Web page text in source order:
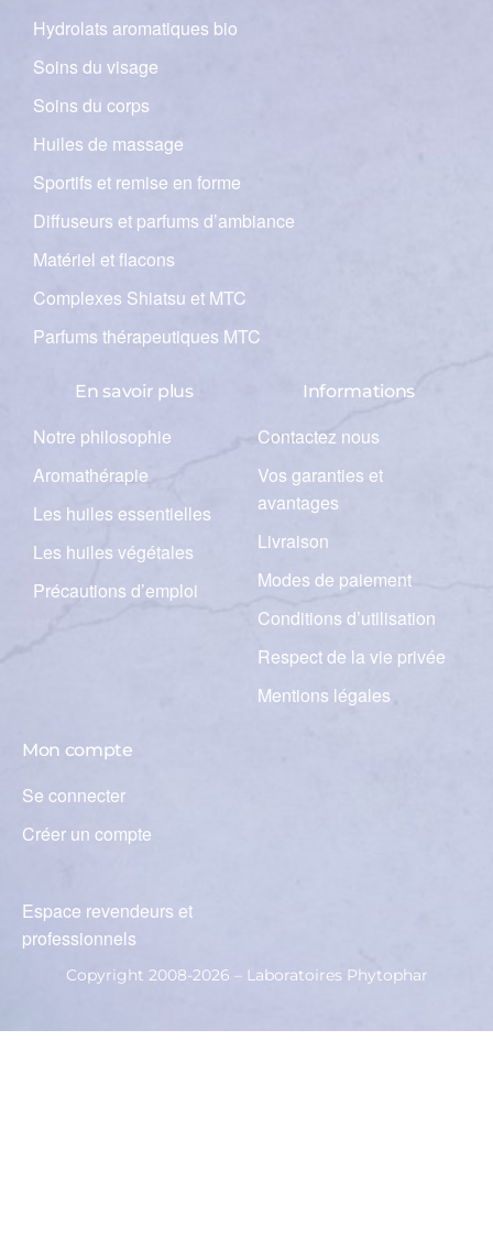
Hydrolats aromatiques bio
Soins du visage
Soins du corps
Huiles de massage
Sportifs et remise en forme
Diffuseurs et parfums d’ambiance
Matériel et flacons
Complexes Shiatsu et MTC
Parfums thérapeutiques MTC
En savoir plus
Notre philosophie
Aromathérapie
Les huiles essentielles
Les huiles végétales
Précautions d’emploi
Informations
Contactez nous
Vos garanties et
avantages
Livraison
Modes de paiement
Conditions d’utilisation
Respect de la vie privée
Mentions légales
Mon compte
Se connecter
Créer un compte
Espace revendeurs et
professionnels
Copyright 2008-2026 – Laboratoires Phytophar